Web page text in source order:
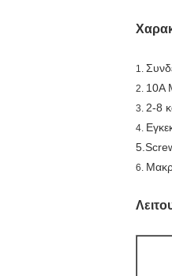
1.
2. 10A
3. 2-8
4.
6.